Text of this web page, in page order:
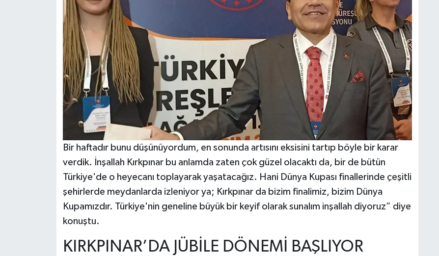
Bir haftadır bunu düşünüyordum, en sonunda artısını eksisini tartıp böyle bir karar
verdik. İnşallah Kırkpınar bu anlamda zaten çok güzel olacaktı da, bir de bütün
Türkiye'de o heyecanı toplayarak yaşatacağız. Hani Dünya Kupası finallerinde çeşitli
şehirlerde meydanlarda izleniyor ya; Kırkpınar da bizim finalimiz, bizim Dünya
Kupamızdır. Türkiye'nin geneline büyük bir keyif olarak sunalım inşallah diyoruz” diye
konuştu.
KIRKPINAR’DA JÜBİLE DÖNEMİ BAŞLIYOR